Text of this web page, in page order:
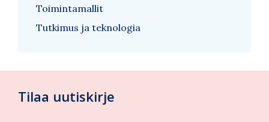
Toimintamallit
Tutkimus ja teknologia
Tilaa uutiskirje